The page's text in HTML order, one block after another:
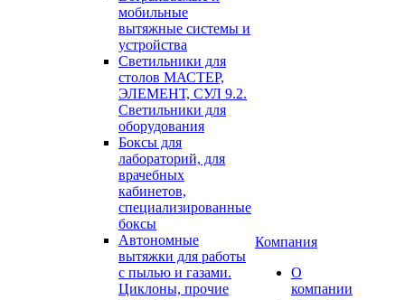
мобильные
вытяжные системы и
устройства
Светильники для
столов МАСТЕР,
ЭЛЕМЕНТ, СУЛ 9.2.
Светильники для
оборудования
Боксы для
лабораторий, для
врачебных
кабинетов,
специализированные
боксы
Автономные
вытяжки для работы
с пылью и газами.
Циклоны, прочие
Компания
О
компании